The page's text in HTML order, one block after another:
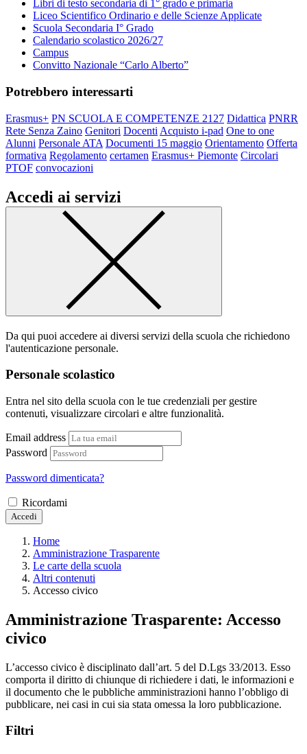
Libri di testo secondaria di 1° grado e primaria
Liceo Scientifico Ordinario e delle Scienze Applicate
Scuola Secondaria I° Grado
Calendario scolastico 2026/27
Campus
Convitto Nazionale “Carlo Alberto”
Potrebbero interessarti
Erasmus+ PN SCUOLA E COMPETENZE 2127 Didattica PNRR
Rete Senza Zaino Genitori Docenti Acquisto i-pad One to one
Alunni Personale ATA Documenti 15 maggio Orientamento Offerta
formativa Regolamento certamen Erasmus+ Piemonte Circolari
PTOF convocazioni
Accedi ai servizi
Da qui puoi accedere ai diversi servizi della scuola che richiedono
l'autenticazione personale.
Personale scolastico
Entra nel sito della scuola con le tue credenziali per gestire
contenuti, visualizzare circolari e altre funzionalità.
Email address
Password
Password dimenticata?
Ricordami
Accedi
Home
Amministrazione Trasparente
Le carte della scuola
Altri contenuti
Accesso civico
Amministrazione Trasparente: Accesso
civico
L’accesso civico è disciplinato dall’art. 5 del D.Lgs 33/2013. Esso
comporta il diritto di chiunque di richiedere i dati, le informazioni e
il documento che le pubbliche amministrazioni hanno l’obbligo di
pubblicare, nei casi in cui sia stata omessa la loro pubblicazione.
Filtri